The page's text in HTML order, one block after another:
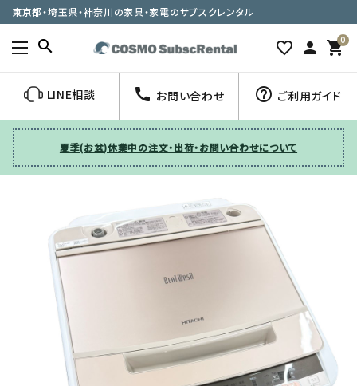
東京都・埼玉県・神奈川の家具・家電のサブスクレンタル
search favorite_border person 0
shopping_cart
LINE相談 call お問い合わせ help_outline ご利用ガイド
夏季(お盆)休業中の注文・出荷・お問い合わせについて